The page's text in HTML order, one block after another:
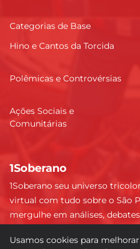
Categorias de Base
Hino e Cantos da Torcida
Polêmicas e Controvérsias
Ações Sociais e
Comunitárias
1Soberano
1Soberano seu universo
virtual com tudo sobre o São
mergulhe em análises,
detalhe e faça parte dessa
Usamos cookies para